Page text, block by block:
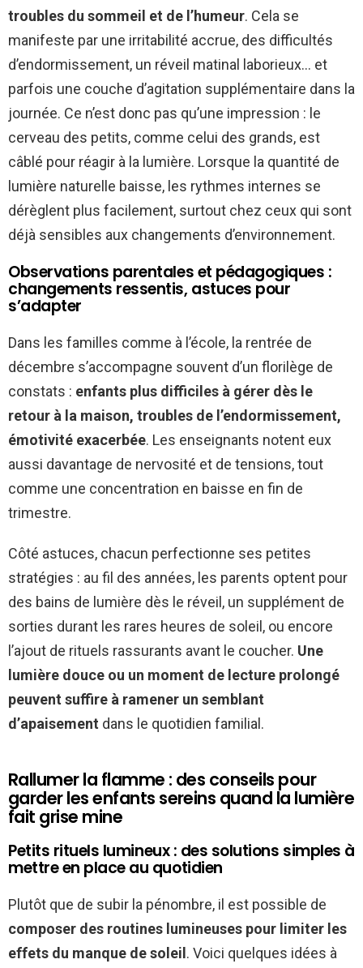
troubles du sommeil et de l’humeur. Cela se
manifeste par une irritabilité accrue, des difficultés
d’endormissement, un réveil matinal laborieux… et
parfois une couche d’agitation supplémentaire dans la
journée. Ce n’est donc pas qu’une impression : le
cerveau des petits, comme celui des grands, est
câblé pour réagir à la lumière. Lorsque la quantité de
lumière naturelle baisse, les rythmes internes se
dérèglent plus facilement, surtout chez ceux qui sont
déjà sensibles aux changements d’environnement.
Observations parentales et pédagogiques :
changements ressentis, astuces pour
s’adapter
Dans les familles comme à l’école, la rentrée de
décembre s’accompagne souvent d’un florilège de
constats : enfants plus difficiles à gérer dès le
retour à la maison, troubles de l’endormissement,
émotivité exacerbée. Les enseignants notent eux
aussi davantage de nervosité et de tensions, tout
comme une concentration en baisse en fin de
trimestre.
Côté astuces, chacun perfectionne ses petites
stratégies : au fil des années, les parents optent pour
des bains de lumière dès le réveil, un supplément de
sorties durant les rares heures de soleil, ou encore
l’ajout de rituels rassurants avant le coucher. Une
lumière douce ou un moment de lecture prolongé
peuvent suffire à ramener un semblant
d’apaisement dans le quotidien familial.
Rallumer la flamme : des conseils pour
garder les enfants sereins quand la lumière
fait grise mine
Petits rituels lumineux : des solutions simples à
mettre en place au quotidien
Plutôt que de subir la pénombre, il est possible de
composer des routines lumineuses pour limiter les
effets du manque de soleil . Voici quelques idées à